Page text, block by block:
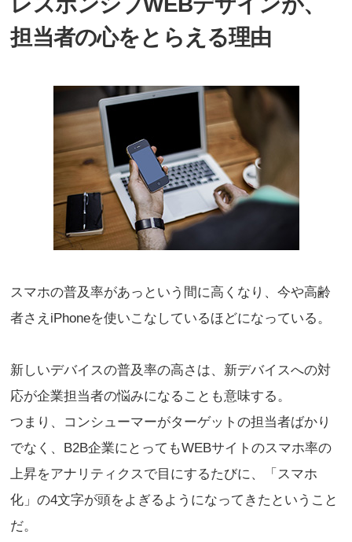
担当者の心をとらえる理由
スマホの普及率があっという間に高くなり、今や高齢
者さえiPhoneを使いこなしているほどになっている。
新しいデバイスの普及率の高さは、新デバイスへの対
応が企業担当者の悩みになることも意味する。
つまり、コンシューマーがターゲットの担当者ばかり
でなく、B2B企業にとってもWEBサイトのスマホ率の
上昇をアナリティクスで目にするたびに、「スマホ
化」の4文字が頭をよぎるようになってきたということ
だ。